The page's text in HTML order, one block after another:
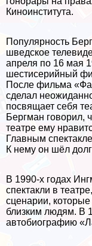
Киноинститута.
Популярность
шведское
апреля по 16 мая
шестисерийный
После фильма
сделал
посвящает себя
Бергман говорил,
театре ему
Главным
К нему он шёл
В 1990-х годах
спектакли в
сценарии,
близким людям. В
автобиографию